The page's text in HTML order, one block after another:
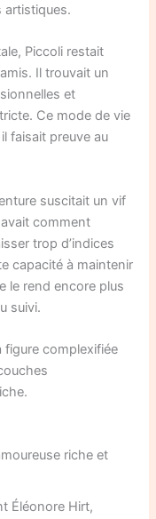
artistiques.
Piccoli restait
Il trouvait un
et
Ce mode de vie
faisait preuve au
suscitait un vif
comment
trop d’indices
capacité à maintenir
le rend encore plus
suivi.
figure complexifiée
riche et
Éléonore Hirt,